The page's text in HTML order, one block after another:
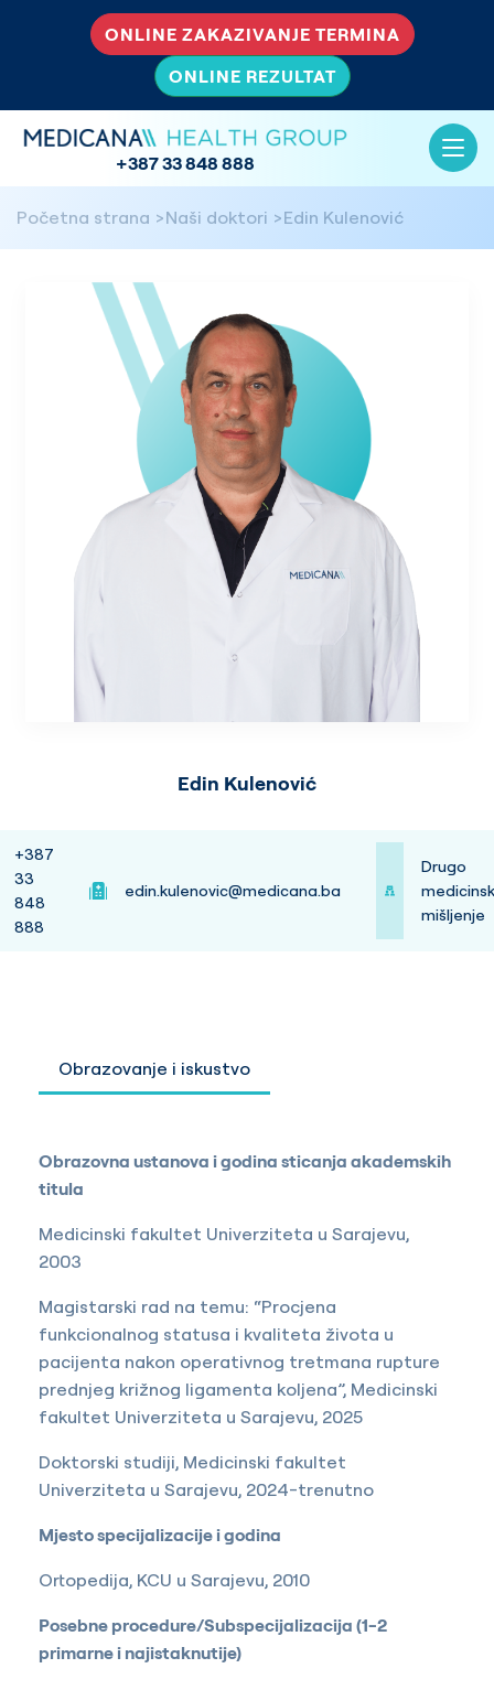
ONLINE ZAKAZIVANJE TERMINA
ONLINE REZULTAT
+387 33 848 888
Početna strana Naši doktori Edin Kulenović
Edin Kulenović
+387
33
848
888
edin.kulenovic@medicana.ba
Drugo
mišljenje
Obrazovanje i iskustvo
Obrazovna ustanova i godina sticanja akademskih
titula
Medicinski fakultet Univerziteta u Sarajevu,
2003
Magistarski rad na temu: “Procjena
funkcionalnog statusa i kvaliteta života u
pacijenta nakon operativnog tretmana rupture
prednjeg križnog ligamenta koljena”, Medicinski
fakultet Univerziteta u Sarajevu, 2025
Doktorski studiji, Medicinski fakultet
Univerziteta u Sarajevu, 2024-trenutno
Mjesto specijalizacije i godina
Ortopedija, KCU u Sarajevu, 2010
Posebne procedure/Subspecijalizacija (1-2
primarne i najistaknutije)